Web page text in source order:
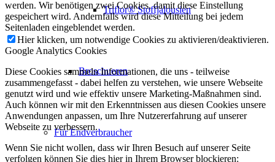
Triflor® Stoffjalousien
Broschueren
Für Endverbraucher
werden. Wir benötigen zwei Cookies, damit diese Einstellung
gespeichert wird. Andernfalls wird diese Mitteilung bei jedem
Seitenladen eingeblendet werden.
Hier klicken, um notwendige Cookies zu aktivieren/deaktivieren.
Google Analytics Cookies
Diese Cookies sammeln Informationen, die uns - teilweise
zusammengefasst - dabei helfen zu verstehen, wie unsere Webseite
genutzt wird und wie effektiv unsere Marketing-Maßnahmen sind.
Auch können wir mit den Erkenntnissen aus diesen Cookies unsere
Anwendungen anpassen, um Ihre Nutzererfahrung auf unserer
Webseite zu verbessern.
Wenn Sie nicht wollen, dass wir Ihren Besuch auf unserer Seite
verfolgen können Sie dies hier in Ihrem Browser blockieren: